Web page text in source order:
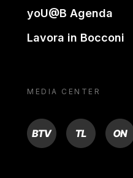
yoU@B Agenda
Lavora in Bocconi
MEDIA CENTER
BTV TL ON